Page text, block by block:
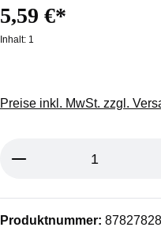
5,59 €*
Inhalt: 1
Preise inkl. MwSt. zzgl.
Produkt Anzahl:
Produktnummer: 87827828